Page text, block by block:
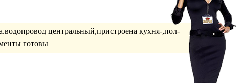
центральный,пристроена кухня-,пол-
готовы